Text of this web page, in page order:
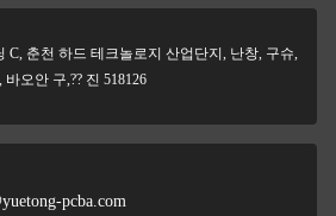
C, 춘천 하드 테크놀로지 산업단지, 난창, 구슈,
바오안 구,?? 진 518126
pcba.com